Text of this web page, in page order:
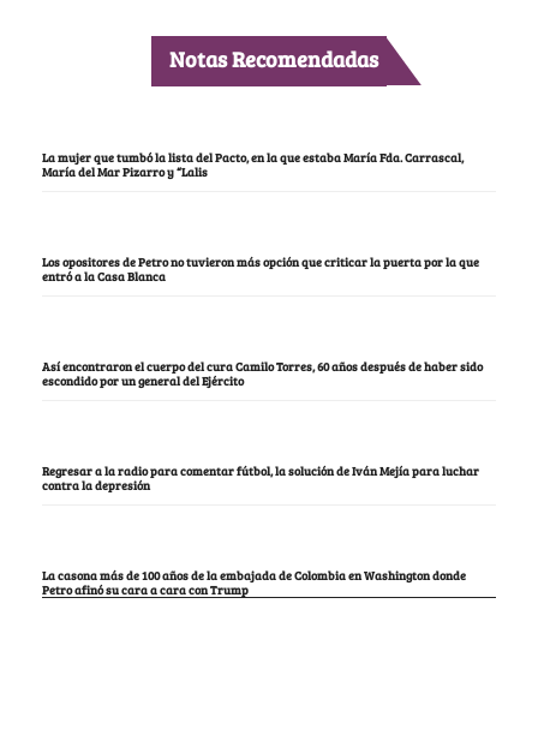
Notas Recomendadas
La mujer que tumbó la lista del Pacto, en la que estaba María Fda. Carrascal,
María del Mar Pizarro y “Lalis
Los opositores de Petro no tuvieron más opción que criticar la puerta por la que
entró a la Casa Blanca
Así encontraron el cuerpo del cura Camilo Torres, 60 años después de haber sido
escondido por un general del Ejército
Regresar a la radio para comentar fútbol, la solución de Iván Mejía para luchar
contra la depresión
La casona más de 100 años de la embajada de Colombia en Washington donde
Petro afinó su cara a cara con Trump